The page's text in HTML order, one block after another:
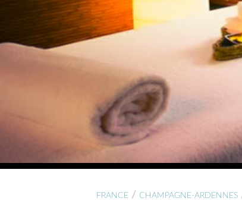
FRANCE / CHAMPAGNE-ARDENNES